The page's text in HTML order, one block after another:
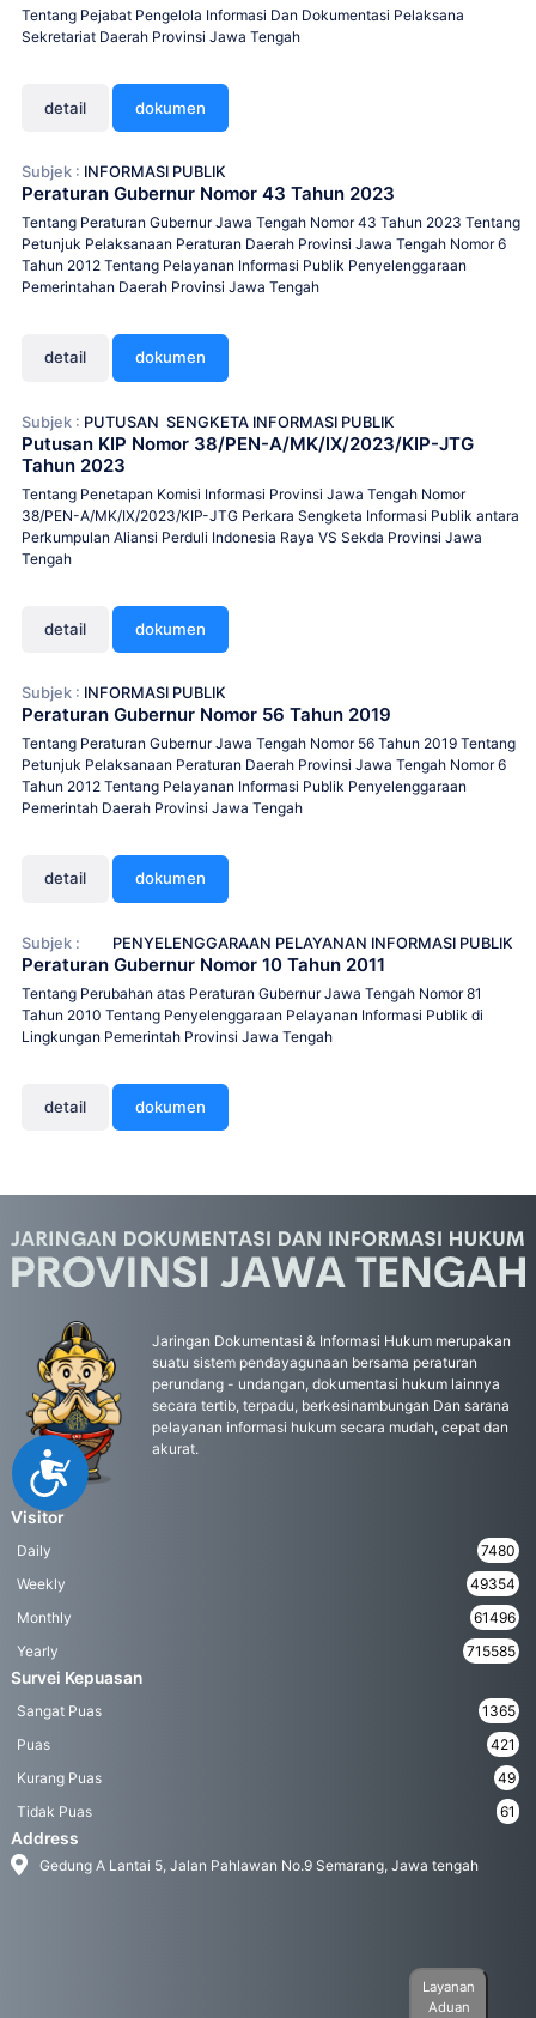
Accessibility
Tentang Pejabat Pengelola Informasi Dan Dokumentasi Pelaksana
Sekretariat Daerah Provinsi Jawa Tengah
detail dokumen
Subjek : INFORMASI PUBLIK
Peraturan Gubernur Nomor 43 Tahun 2023
Tentang Peraturan Gubernur Jawa Tengah Nomor 43 Tahun 2023 Tentang
Petunjuk Pelaksanaan Peraturan Daerah Provinsi Jawa Tengah Nomor 6
Tahun 2012 Tentang Pelayanan Informasi Publik Penyelenggaraan
Pemerintahan Daerah Provinsi Jawa Tengah
detail dokumen
Subjek : PUTUSAN SENGKETA INFORMASI PUBLIK
Putusan KIP Nomor 38/PEN-A/MK/IX/2023/KIP-JTG
Tahun 2023
Tentang Penetapan Komisi Informasi Provinsi Jawa Tengah Nomor
38/PEN-A/MK/IX/2023/KIP-JTG Perkara Sengketa Informasi Publik antara
Perkumpulan Aliansi Perduli Indonesia Raya VS Sekda Provinsi Jawa
Tengah
detail dokumen
Subjek : INFORMASI PUBLIK
Peraturan Gubernur Nomor 56 Tahun 2019
Tentang Peraturan Gubernur Jawa Tengah Nomor 56 Tahun 2019 Tentang
Petunjuk Pelaksanaan Peraturan Daerah Provinsi Jawa Tengah Nomor 6
Tahun 2012 Tentang Pelayanan Informasi Publik Penyelenggaraan
Pemerintah Daerah Provinsi Jawa Tengah
detail dokumen
Subjek : PENYELENGGARAAN PELAYANAN INFORMASI PUBLIK
Peraturan Gubernur Nomor 10 Tahun 2011
Tentang Perubahan atas Peraturan Gubernur Jawa Tengah Nomor 81
Tahun 2010 Tentang Penyelenggaraan Pelayanan Informasi Publik di
Lingkungan Pemerintah Provinsi Jawa Tengah
detail dokumen
Jaringan Dokumentasi & Informasi Hukum merupakan
suatu sistem pendayagunaan bersama peraturan
perundang - undangan, dokumentasi hukum lainnya
secara tertib, terpadu, berkesinambungan Dan sarana
pelayanan informasi hukum secara mudah, cepat dan
akurat.
Visitor
Daily
7480
Weekly
49354
Monthly
61496
Yearly
715585
Survei Kepuasan
Sangat Puas
1365
Puas
421
Kurang Puas
49
Tidak Puas
61
Address
Gedung A Lantai 5, Jalan Pahlawan No.9 Semarang, Jawa tengah
Layanan
Aduan